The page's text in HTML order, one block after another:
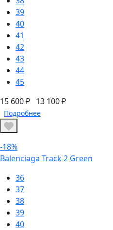
39
40
41
42
43
44
45
15 600 ₽ 13 100 ₽
Подробнее
-18%
Balenciaga Track 2 Green
36
37
38
39
40